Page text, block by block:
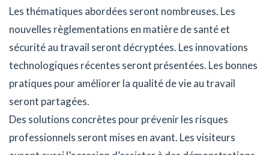
Les thématiques abordées seront nombreuses. Les
nouvelles règlementations en matière de santé et
sécurité au travail seront décryptées. Les innovations
technologiques récentes seront présentées. Les bonnes
pratiques pour améliorer la qualité de vie au travail
seront partagées.
Des solutions concrètes pour prévenir les risques
professionnels seront mises en avant. Les visiteurs